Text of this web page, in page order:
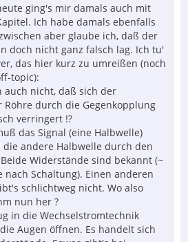
ging's mir damals auch mit
Ich habe damals ebenfalls
aber glaube ich, daß der
doch nicht ganz falsch lag. Ich tu'
das hier kurz zu umreißen (noch
topic):
auch nicht, daß sich der
durch die Gegenkopplung
verringert !?
das Signal (eine Halbwelle)
andere Halbwelle durch den
Widerstände sind bekannt (~
nach Schaltung). Einen anderen
schlichtweg nicht. Wo also
nun her ?
in die Wechselstromtechnik
Augen öffnen. Es handelt sich